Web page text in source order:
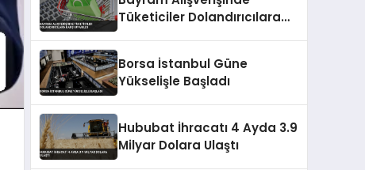
Tüketiciler Dolandırıcılara
Borsa İstanbul Güne
Yükselişle Başladı
Hububat İhracatı 4 Ayda 3.9
Milyar Dolara Ulaştı